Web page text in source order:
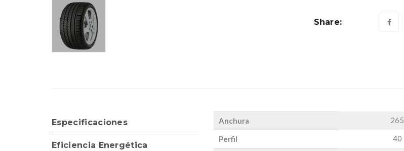
Share:
Especificaciones
Eficiencia Energética
Anchura 265
Perfil 40